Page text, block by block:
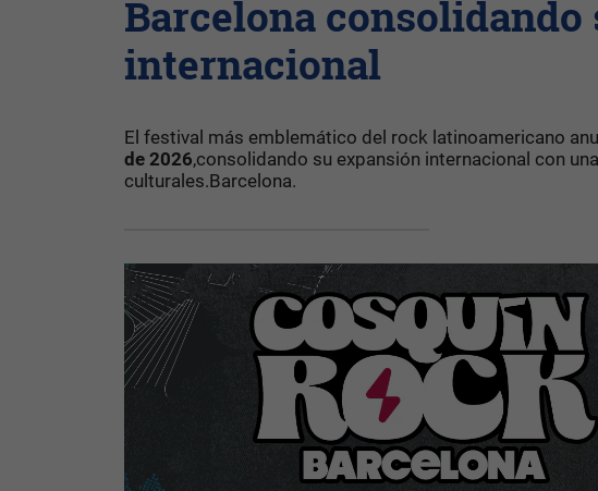
Barcelona
internacional
El festival más emblemático del rock latinoamericano
de 2026,consolidando su expansión internacional con
culturales.Barcelona.